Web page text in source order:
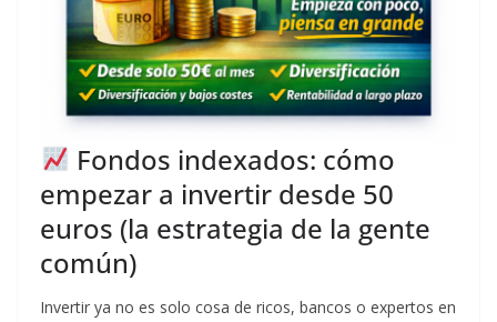
Fondos indexados: cómo
empezar a invertir desde 50
euros (la estrategia de la gente
común)
Invertir ya no es solo cosa de ricos, bancos o expertos en